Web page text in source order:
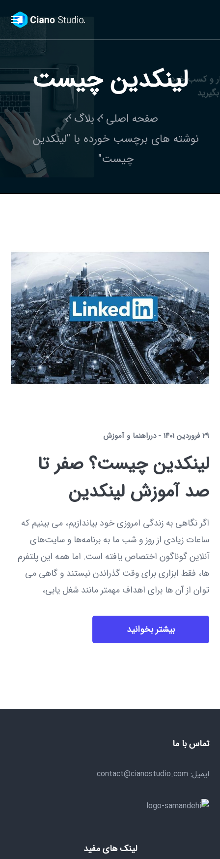
لینکدین چیست
صفحه اصلی
بلاگ
نوشته های برچسب خورده با "لینکدین
چیست"
۲۹ فروردین ۱۴۰۱ درراهنما و آموزش
لینکدین چیست؟ صفر تا
صد آموزش لینکدین
اگر نگاهی به زندگی امروزی خود بیاندازیم، می بینیم که
ساعات زیادی از روز و شب ما به برنامه‌ها و سایت‌های
آنلاین گوناگون اختصاص یافته است. اما همه این پلتفرم
ها، فقط ابزاری برای وقت گذراندن نیستند و گاهی می
توان از آن ها برای اهداف مهمتر مانند شغل یابی،
بیشتر بخوانید
تماس با ما
ایمیل: contact@cianostudio.com
لینک های مفید